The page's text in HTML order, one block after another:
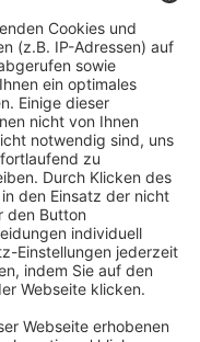
EG des
vom 11. Mai
von
im Binnenmarkt
EWG des Rates,
2002/65/EG des
Rates sowie der
Europäischen
über unlautere
dass er nicht
das
das eine
des Art. 6 Abs. 1
der nationalen